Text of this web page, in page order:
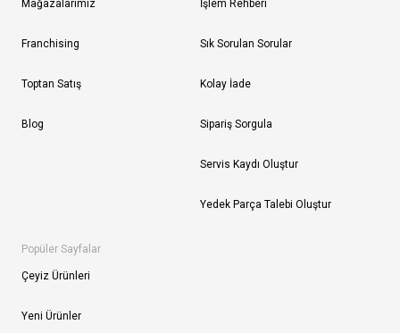
Mağazalarımız
Franchising
Toptan Satış
Blog
İşlem Rehberi
Sık Sorulan Sorular
Kolay İade
Sipariş Sorgula
Servis Kaydı Oluştur
Yedek Parça Talebi Oluştur
Popüler Sayfalar
Çeyiz Ürünleri
Yeni Ürünler